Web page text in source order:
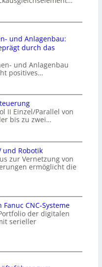
und Anlagenbau:
durch das
und Anlagenbau
positives…
II Einzel/Parallel von
bis zu zwei…
und Robotik
zur Vernetzung von
ermöglicht die
CNC-Systeme
der digitalen
serieller